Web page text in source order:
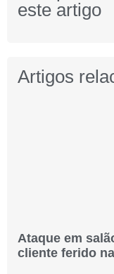
este artigo
Artigos
Ataque em
cliente ferido